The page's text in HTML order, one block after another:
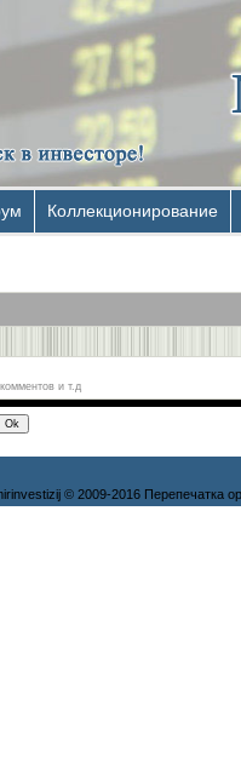
Коллекционирование
и т.д
© 2009-2016 Перепечатка